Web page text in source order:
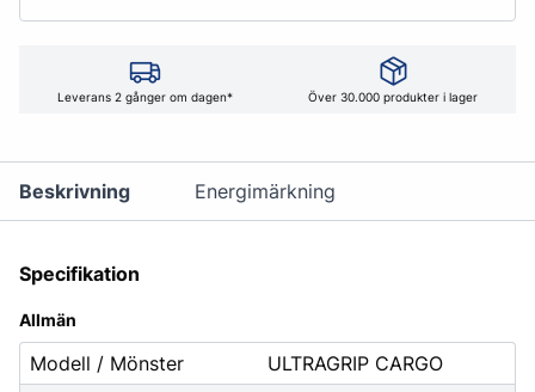
Leverans 2 gånger om dagen* Över 30.000 produkter i lager
Beskrivning Energimärkning
Specifikation
Allmän
Modell / Mönster
ULTRAGRIP CARGO